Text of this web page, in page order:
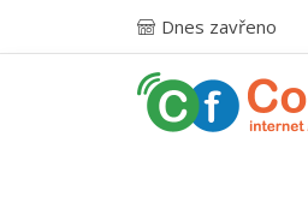
Dnes zavřeno